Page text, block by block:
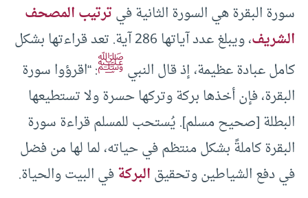
سورة البقرة هي السورة الثانية فيترتيب المصحف
الشريف
، ويبلغ عدد آياتها 286 آية. تعد قراءتها بشكل
كامل عبادة عظيمة، إذ قال النبيﷺ: “اقرؤوا سورة
البقرة، فإن أخذها بركة وتركها حسرة ولا تستطيعها
البطلة [صحيح مسلم]. يُستحب للمسلم قراءة سورة
البقرة كاملةً بشكل منتظم في حياته، لما لها من فضل
في دفع الشياطين وتحقيقالبركةفي البيت والحياة.